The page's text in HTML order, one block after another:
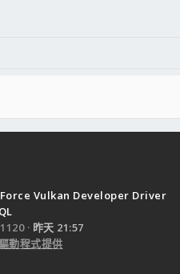
Vulkan Developer Driver
昨天 21:57
動程式提供